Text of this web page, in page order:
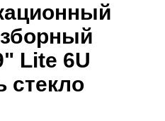
Lite 6U
стекло